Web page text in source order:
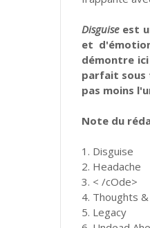
Disguiseest
et
démontre
parfait sous
pas moins
Note du
1. Disguise
2. Headache
3. < /cOde>
4. Thoughts
5. Legacy